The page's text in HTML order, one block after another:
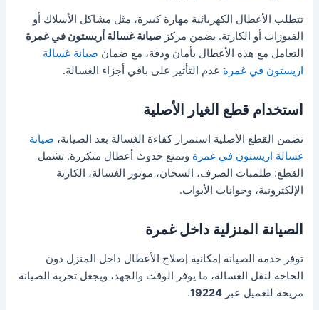
تتطلب الأعطال الكهربائية مهارة كبيرة، مثل مشاكل الأسلاك أو
الفيوزات أو الكارتة. يضمن مركزصيانة غسالة أريستون في غمرة
التعامل مع هذه الأعطال بأمان ودقة، مع ضمان صيانة غسالة
اريستون في غمرة عدم التأثير على باقي أجزاء الغسالة.
استخدام قطع الغيار الأصلية
تضمن القطع الأصلية استمرار كفاءة الغسالة بعد الصيانة، صيانة
غسالة اريستون في غمرة وتمنع حدوث أعطال متكررة. تشمل
القطع: طلمبات الصرف، السخان، موتور الغسالة، الكارتة
الإلكترونية، وجوانات الأبواب.
الصيانة المنزلية داخل غمرة
توفر خدمة الصيانة إمكانية إصلاح الأعطال داخل المنزل دون
الحاجة لنقل الغسالة، ما يوفر الوقت والجهد، ويجعل تجربة الصيانة
مريحة للعميل عبر19224
.